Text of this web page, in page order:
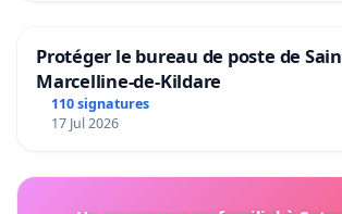
Protéger le bureau de poste de
Marcelline-de-Kildare
110 signatures
17 Jul 2026